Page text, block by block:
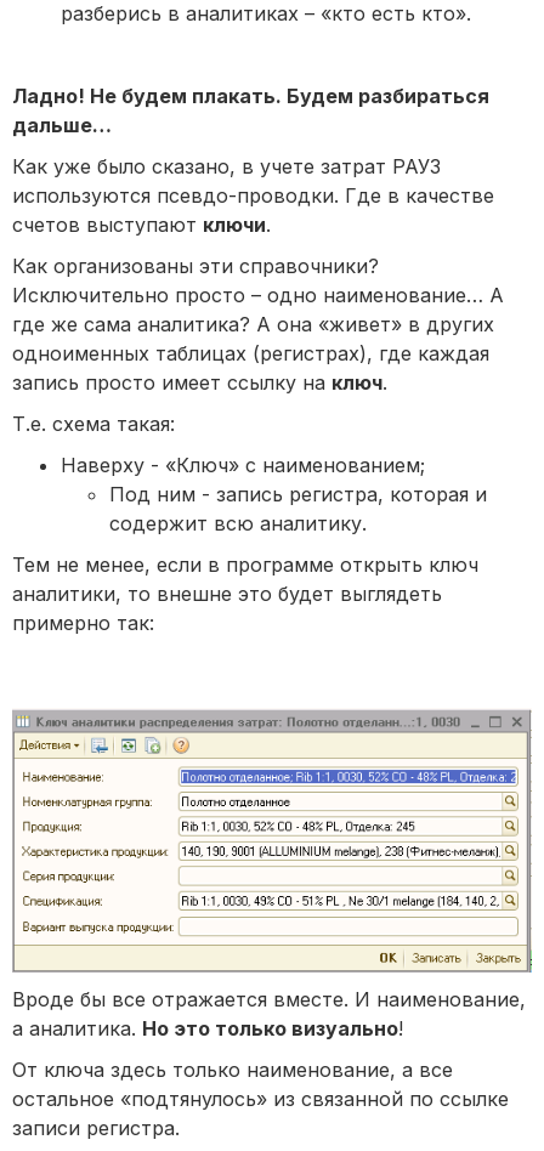
разберись в аналитиках – «кто есть кто».
Ладно! Не будем плакать. Будем разбираться
дальше…
Как уже было сказано, в учете затрат РАУЗ
используются псевдо-проводки. Где в качестве
счетов выступают ключи.
Как организованы эти справочники?
Исключительно просто – одно наименование… А
где же сама аналитика? А она «живет» в других
одноименных таблицах (регистрах), где каждая
запись просто имеет ссылку на ключ.
Т.е. схема такая:
Наверху - «Ключ» с наименованием;
Под ним - запись регистра, которая и
содержит всю аналитику.
Тем не менее, если в программе открыть ключ
аналитики, то внешне это будет выглядеть
примерно так:
Вроде бы все отражается вместе. И наименование,
а аналитика. Но это только визуально!
От ключа здесь только наименование, а все
остальное «подтянулось» из связанной по ссылке
записи регистра.